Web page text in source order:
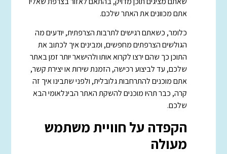
אתם מכוונים את האתר שלכם.
כלומר, כשאתם רגישים לתרבות הצרפתית, יודעים מה
הגולשים הצרפתים מחפשים, ומבינים איך לכתוב את
התוכן כך שהם ירצו לקרוא אותו ולהישאר יותר זמן באתר
שלכם, עד לביצוע רכישה, הזמנת שירות או יצירת קשר,
אתם מוכנים להתרחבות גלובלית, ולפני שתבינו איך זה
קרה, כבר תהיו מוכנים להשקת האתר הבינלאומי הבא
שלכם.
הקפדה על חוויית משתמש
מעולה